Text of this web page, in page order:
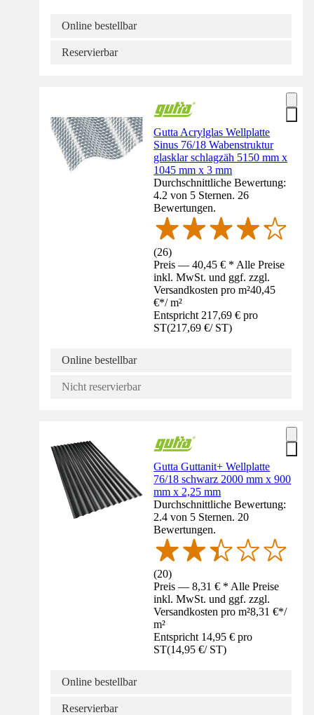
Online bestellbar
Reservierbar
Gutta Acrylglas Wellplatte
Sinus 76/18 Wabenstruktur
glasklar schlagzäh 5150 mm x
1045 mm x 3 mm
Durchschnittliche Bewertung:
4.2 von 5 Sternen. 26
Bewertungen.
(26)
Preis — 40,45 € * Alle Preise
inkl. MwSt. und ggf. zzgl.
Versandkosten pro m²40,45
€*/ m²
Entspricht 217,69 € pro
ST(217,69 €/ ST)
Online bestellbar
Nicht reservierbar
Gutta Guttanit+ Wellplatte
76/18 schwarz 2000 mm x 900
mm x 2,25 mm
Durchschnittliche Bewertung:
2.4 von 5 Sternen. 20
Bewertungen.
(20)
Preis — 8,31 € * Alle Preise
inkl. MwSt. und ggf. zzgl.
Versandkosten pro m²8,31 €*/
m²
Entspricht 14,95 € pro
ST(14,95 €/ ST)
Online bestellbar
Reservierbar